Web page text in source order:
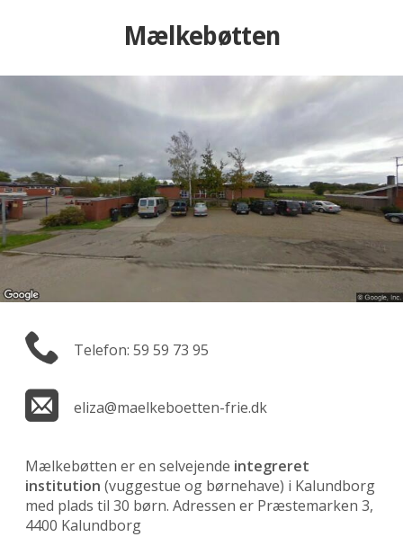
Mælkebøtten
Telefon: 59 59 73 95
eliza@maelkeboetten-frie.dk
Mælkebøtten er en selvejende integreret
institution (vuggestue og børnehave) i Kalundborg
med plads til 30 børn. Adressen er Præstemarken 3,
4400 Kalundborg